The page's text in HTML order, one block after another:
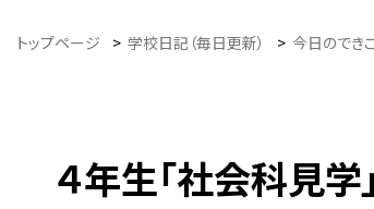
トップページ > 学校日記（毎日更新） > 今日のでき
４年生「社会科見学」